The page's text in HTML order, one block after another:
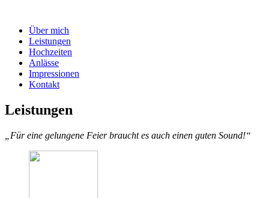
Über mich
Leistungen
Hochzeiten
Anlässe
Impressionen
Kontakt
Leistungen
„Für eine gelungene Feier braucht es auch einen guten Sound!“